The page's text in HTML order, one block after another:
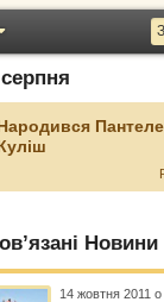
Новини
14 жовтня 2011